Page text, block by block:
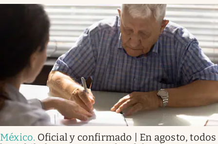
México. Oficial y confirmado | En agosto, todos